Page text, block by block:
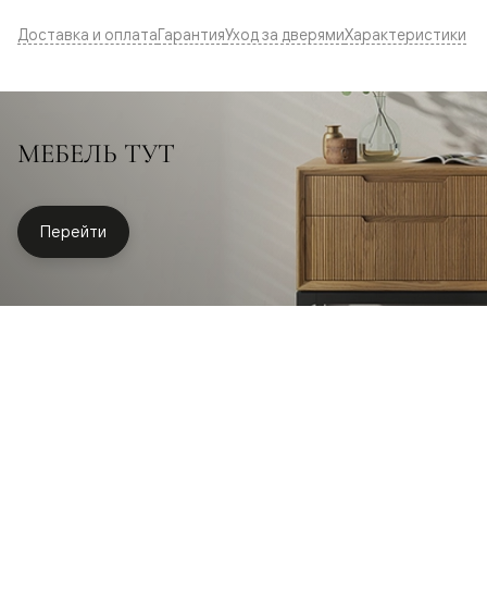
Доставка и оплатаГарантияУход за дверямиХарактеристики
МЕБЕЛЬ ТУТ
Перейти